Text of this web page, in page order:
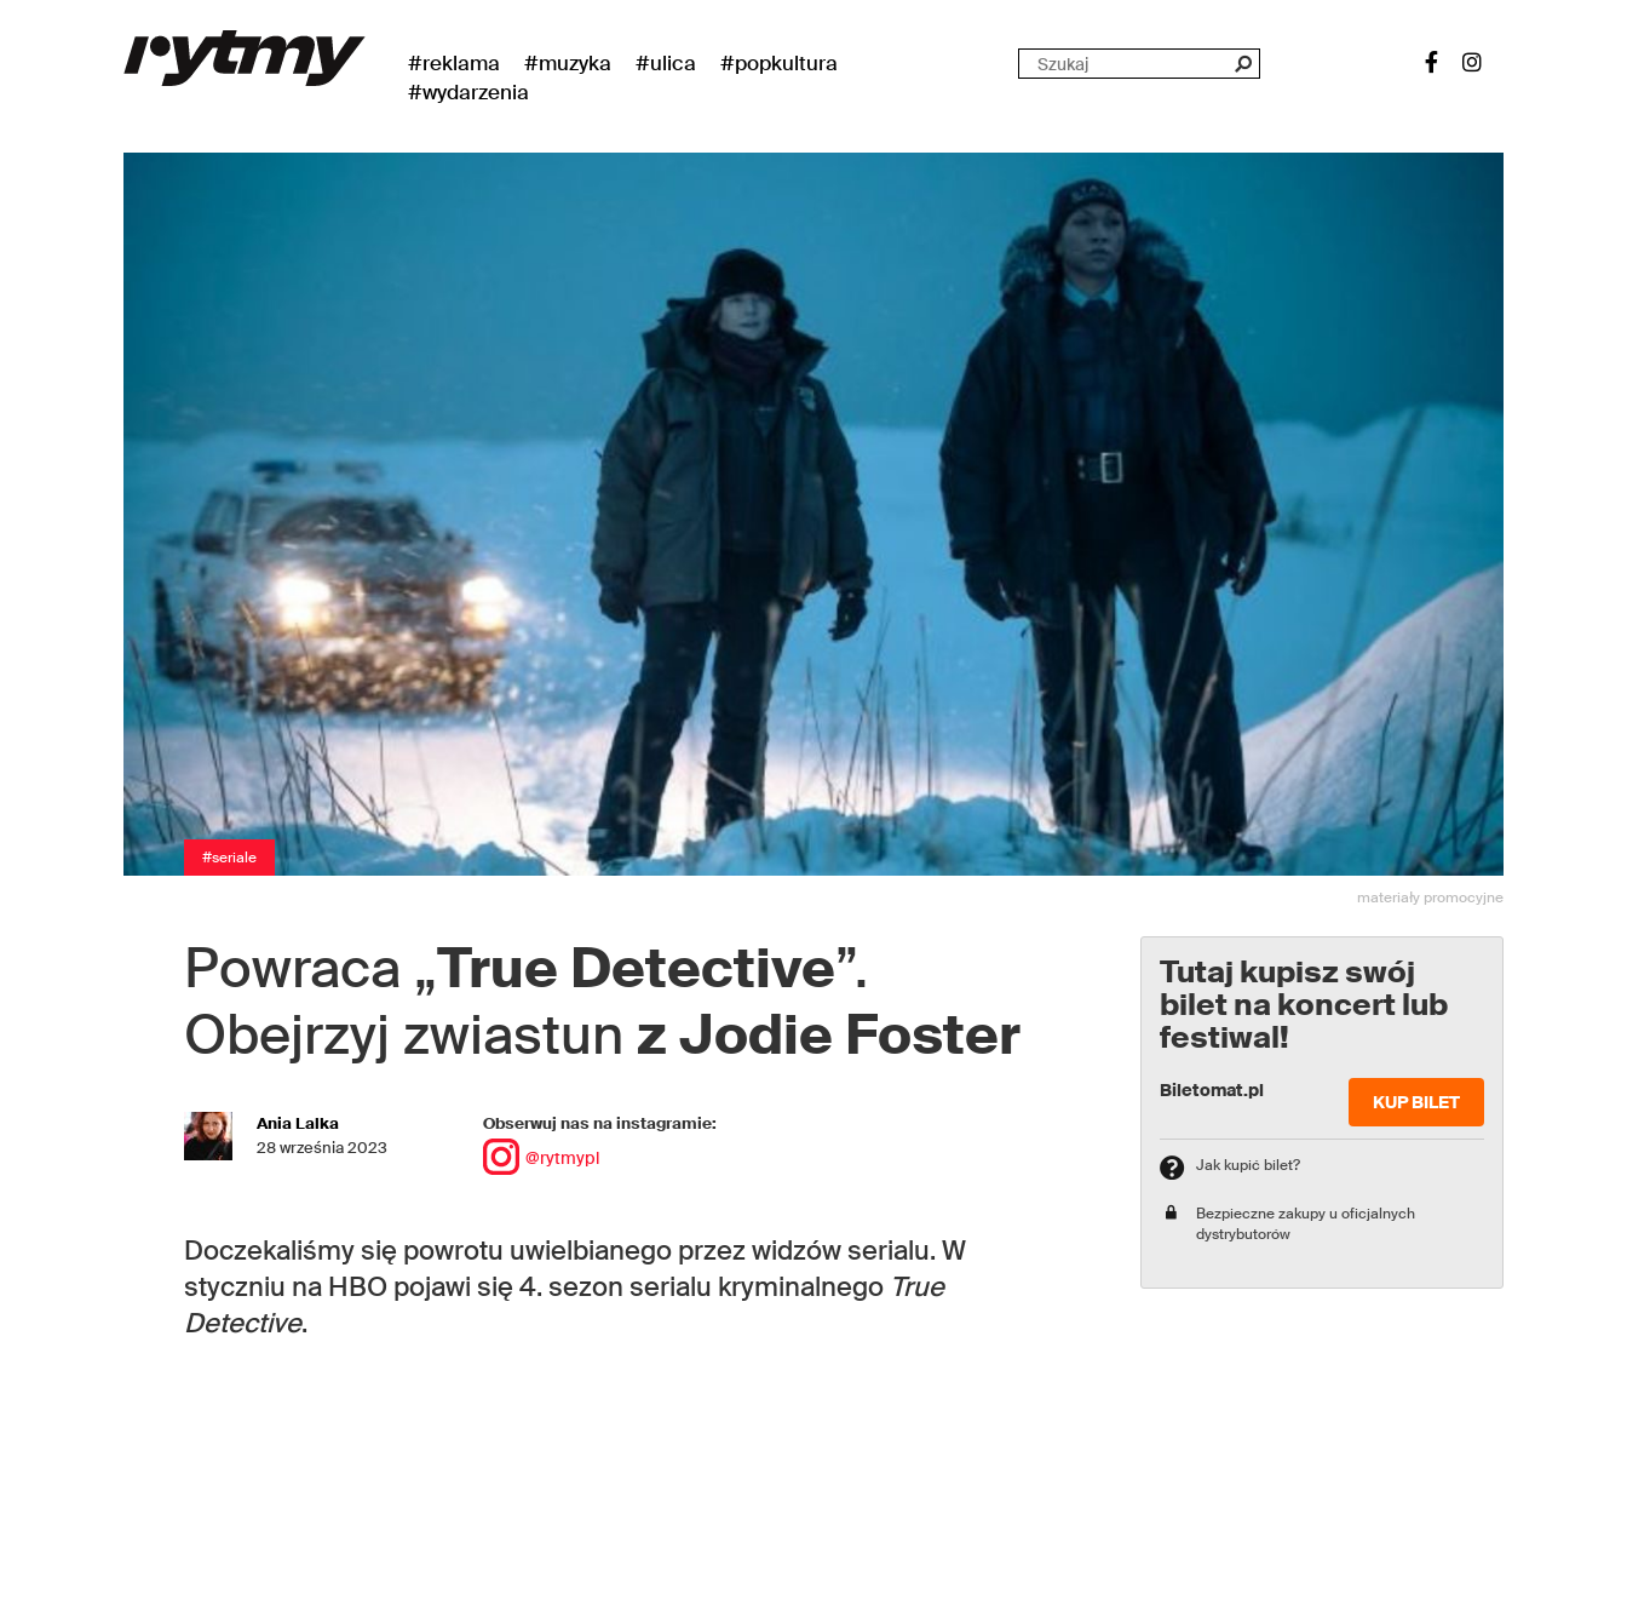
#reklama #muzyka #ulica
#popkultura
#wydarzenia
#seriale
materiały promocyjne
Powraca „True Detective”.
Obejrzyj zwiastun z Jodie Foster
Ania Lalka
28 września 2023
Obserwuj nas na instagramie:
@rytmypl
Doczekaliśmy się powrotu uwielbianego przez widzów serialu. W
styczniu na HBO pojawi się 4. sezon serialu kryminalnego True
Detective.
Tutaj kupisz swój
bilet na koncert lub
festiwal!
Biletomat.pl
KUP BILET
Jak kupić bilet?
Bezpieczne zakupy u oficjalnych
dystrybutorów